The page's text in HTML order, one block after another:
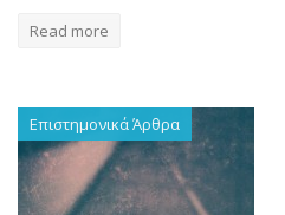
Read more
Επιστημονικά Άρθρα